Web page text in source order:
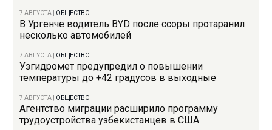
7 АВГУСТА ОБЩЕСТВО
В Ургенче водитель BYD после ссоры протаранил
несколько автомобилей
7 АВГУСТА ОБЩЕСТВО
Узгидромет предупредил о повышении
температуры до +42 градусов в выходные
7 АВГУСТА ОБЩЕСТВО
Агентство миграции расширило программу
трудоустройства узбекистанцев в США